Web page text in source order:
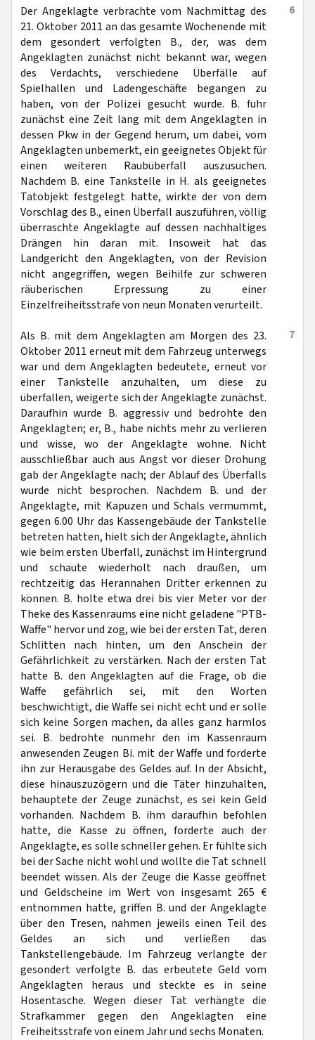
6
Der Angeklagte verbrachte vom Nachmittag des
21. Oktober 2011 an das gesamte Wochenende mit
dem gesondert verfolgten B., der, was dem
Angeklagten zunächst nicht bekannt war, wegen
des Verdachts, verschiedene Überfälle auf
Spielhallen und Ladengeschäfte begangen zu
haben, von der Polizei gesucht wurde. B. fuhr
zunächst eine Zeit lang mit dem Angeklagten in
dessen Pkw in der Gegend herum, um dabei, vom
Angeklagten unbemerkt, ein geeignetes Objekt für
einen weiteren Raubüberfall auszusuchen.
Nachdem B. eine Tankstelle in H. als geeignetes
Tatobjekt festgelegt hatte, wirkte der von dem
Vorschlag des B., einen Überfall auszuführen, völlig
überraschte Angeklagte auf dessen nachhaltiges
Drängen hin daran mit. Insoweit hat das
Landgericht den Angeklagten, von der Revision
nicht angegriffen, wegen Beihilfe zur schweren
räuberischen Erpressung zu einer
Einzelfreiheitsstrafe von neun Monaten verurteilt.
7
Als B. mit dem Angeklagten am Morgen des 23.
Oktober 2011 erneut mit dem Fahrzeug unterwegs
war und dem Angeklagten bedeutete, erneut vor
einer Tankstelle anzuhalten, um diese zu
überfallen, weigerte sich der Angeklagte zunächst.
Daraufhin wurde B. aggressiv und bedrohte den
Angeklagten; er, B., habe nichts mehr zu verlieren
und wisse, wo der Angeklagte wohne. Nicht
ausschließbar auch aus Angst vor dieser Drohung
gab der Angeklagte nach; der Ablauf des Überfalls
wurde nicht besprochen. Nachdem B. und der
Angeklagte, mit Kapuzen und Schals vermummt,
gegen 6.00 Uhr das Kassengebäude der Tankstelle
betreten hatten, hielt sich der Angeklagte, ähnlich
wie beim ersten Überfall, zunächst im Hintergrund
und schaute wiederholt nach draußen, um
rechtzeitig das Herannahen Dritter erkennen zu
können. B. holte etwa drei bis vier Meter vor der
Theke des Kassenraums eine nicht geladene "PTB-
Waffe" hervor und zog, wie bei der ersten Tat, deren
Schlitten nach hinten, um den Anschein der
Gefährlichkeit zu verstärken. Nach der ersten Tat
hatte B. den Angeklagten auf die Frage, ob die
Waffe gefährlich sei, mit den Worten
beschwichtigt, die Waffe sei nicht echt und er solle
sich keine Sorgen machen, da alles ganz harmlos
sei. B. bedrohte nunmehr den im Kassenraum
anwesenden Zeugen Bi. mit der Waffe und forderte
ihn zur Herausgabe des Geldes auf. In der Absicht,
diese hinauszuzögern und die Täter hinzuhalten,
behauptete der Zeuge zunächst, es sei kein Geld
vorhanden. Nachdem B. ihm daraufhin befohlen
hatte, die Kasse zu öffnen, forderte auch der
Angeklagte, es solle schneller gehen. Er fühlte sich
bei der Sache nicht wohl und wollte die Tat schnell
beendet wissen. Als der Zeuge die Kasse geöffnet
und Geldscheine im Wert von insgesamt 265 €
entnommen hatte, griffen B. und der Angeklagte
über den Tresen, nahmen jeweils einen Teil des
Geldes an sich und verließen das
Tankstellengebäude. Im Fahrzeug verlangte der
gesondert verfolgte B. das erbeutete Geld vom
Angeklagten heraus und steckte es in seine
Hosentasche. Wegen dieser Tat verhängte die
Strafkammer gegen den Angeklagten eine
Freiheitsstrafe von einem Jahr und sechs Monaten.